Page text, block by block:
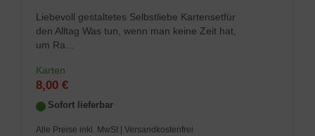
Liebevoll gestaltetes Selbstliebe Kartensetfür
den Alltag Was tun, wenn man keine Zeit hat,
um Ra...
Karten
8,00 €
Sofort lieferbar
Alle Preise inkl. MwSt | Versandkostenfrei